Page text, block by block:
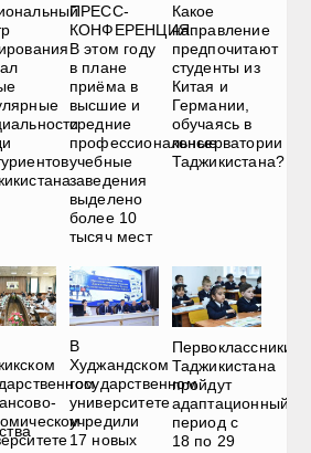
ПРЕСС-
КОНФЕРЕНЦИЯ.
В этом году
в плане
приёма в
высшие и
средние
профессиональные
учебные
заведения
выделено
более 10
тысяч мест
Какое
направление
предпочитают
студенты из
Китая и
Германии,
обучаясь в
консерватории
Таджикистана?
В
Худжандском
государственном
университете
учредили
17 новых
Первоклассники
Таджикистана
пройдут
адаптационный
период с
18 по 29